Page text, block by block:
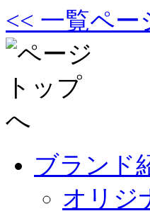
<< 一覧ペー
ブランド
オリジ